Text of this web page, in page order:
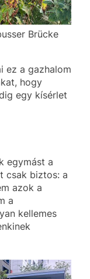
Brücke
ez a gazhalom
hogy
egy kísérlet
egymást a
csak biztos: a
azok a
a
kellemes